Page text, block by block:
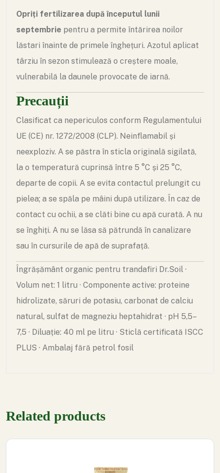
Opriți fertilizarea după începutul lunii
septembrie pentru a permite întărirea noilor
lăstari înainte de primele înghețuri. Azotul aplicat
târziu în sezon stimulează o creștere moale,
vulnerabilă la daunele provocate de iarnă.
Precauții
Clasificat ca nepericulos conform Regulamentului
UE (CE) nr. 1272/2008 (CLP). Neinflamabil și
neexploziv. A se păstra în sticla originală sigilată,
la o temperatură cuprinsă între 5 °C și 25 °C,
departe de copii. A se evita contactul prelungit cu
pielea; a se spăla pe mâini după utilizare. În caz de
contact cu ochii, a se clăti bine cu apă curată. A nu
se înghiți. A nu se lăsa să pătrundă în canalizare
sau în cursurile de apă de suprafață.
Îngrășământ organic pentru trandafiri Dr.Soil ·
Volum net: 1 litru · Componente active: proteine
hidrolizate, săruri de potasiu, carbonat de calciu
natural, sulfat de magneziu heptahidrat · pH 5,5–
7,5 · Diluație: 40 ml pe litru · Sticlă certificată ISCC
PLUS · Ambalaj fără petrol fosil
Related products